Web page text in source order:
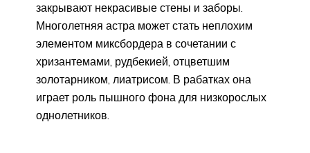
закрывают некрасивые стены и заборы.
Многолетняя астра может стать неплохим
элементом миксбордера в сочетании с
хризантемами, рудбекией, отцветшим
золотарником, лиатрисом. В рабатках она
играет роль пышного фона для низкорослых
однолетников.